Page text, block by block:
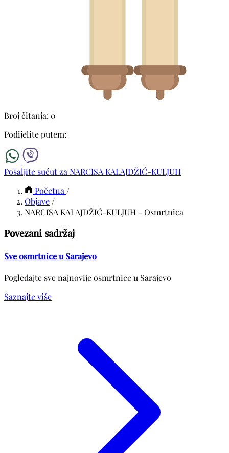
Broj čitanja: 0
Podijelite putem:
Pošaljite sućut za NARCISA KALAJDŽIĆ-KULJUH
Početna /
Objave /
NARCISA KALAJDŽIĆ-KULJUH - Osmrtnica
Povezani sadržaj
Sve osmrtnice u Sarajevo
Pogledajte sve najnovije osmrtnice u Sarajevo
Saznajte više